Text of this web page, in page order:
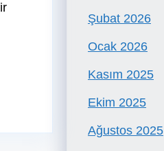
Şubat 2026
Ocak 2026
Kasım 2025
Ekim 2025
Ağustos 2025